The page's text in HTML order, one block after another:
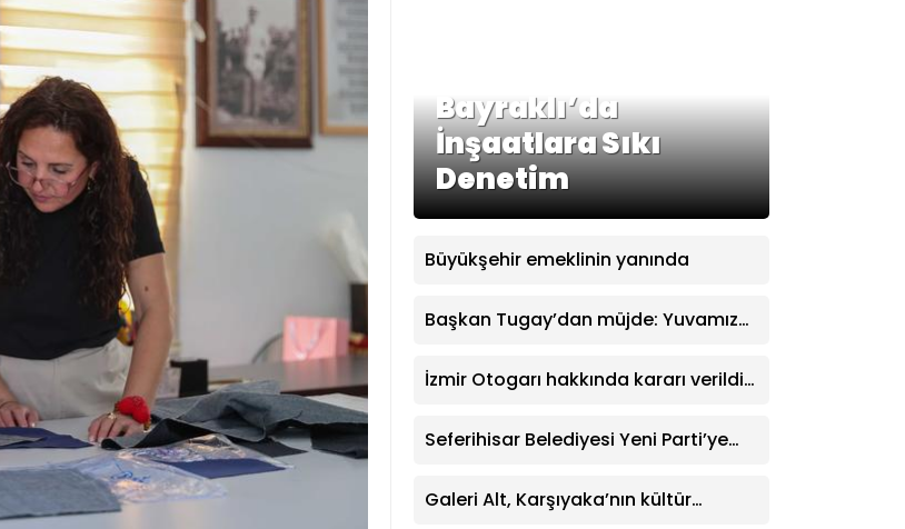
Bayraklı’da
İnşaatlara Sıkı
Denetim
Büyükşehir emeklinin yanında
Başkan Tugay’dan müjde: Yuvamız
indirildi
İzmir Otogarı hakkında kararı verildi:
Seferihisar Belediyesi Yeni Parti’ye
Galeri Alt, Karşıyaka’nın kültür